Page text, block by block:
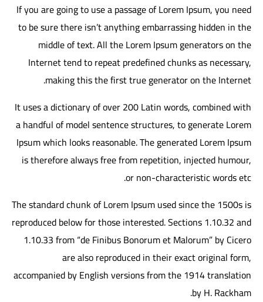
If you are going to use a passage of Lorem Ipsum, you need
to be sure there isn’t anything embarrassing hidden in the
middle of text. All the Lorem Ipsum generators on the
Internet tend to repeat predefined chunks as necessary,
making this the first true generator on the Internet.
It uses a dictionary of over 200 Latin words, combined with
a handful of model sentence structures, to generate Lorem
Ipsum which looks reasonable. The generated Lorem Ipsum
is therefore always free from repetition, injected humour,
or non-characteristic words etc.
The standard chunk of Lorem Ipsum used since the 1500s is
reproduced below for those interested. Sections 1.10.32 and
1.10.33 from “de Finibus Bonorum et Malorum” by Cicero
are also reproduced in their exact original form,
accompanied by English versions from the 1914 translation
by H. Rackham.